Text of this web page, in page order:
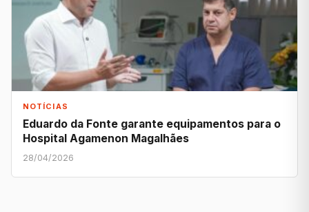
NOTÍCIAS
Eduardo da Fonte garante equipamentos para o
Hospital Agamenon Magalhães
28/04/2026